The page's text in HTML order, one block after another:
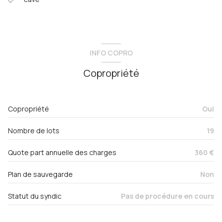
INFO COPRO
Copropriété
Copropriété Oui
Nombre de lots 19
Quote part annuelle des charges 360 €
Plan de sauvegarde Non
Statut du syndic Pas de procédure en cours